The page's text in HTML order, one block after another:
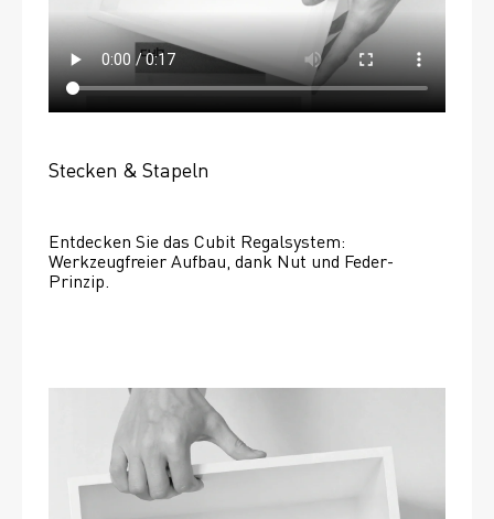
Stecken & Stapeln
Entdecken Sie das Cubit Regalsystem:
Werkzeugfreier Aufbau, dank Nut und Feder-
Prinzip.